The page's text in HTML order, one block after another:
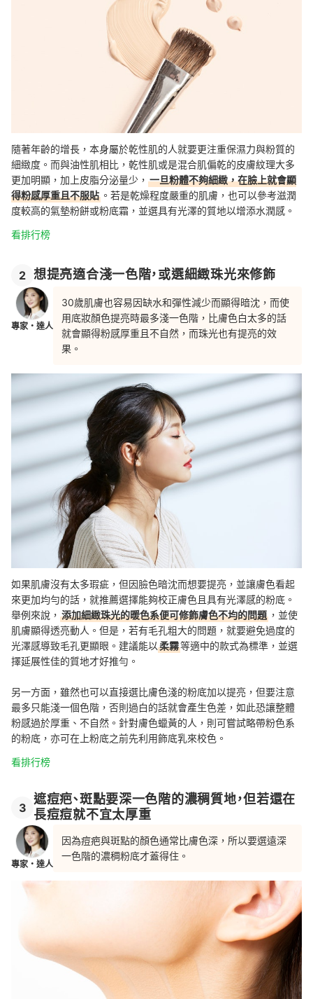
隨著年齡的增長，本身屬於乾性肌的人就要更注重保濕力與粉質的
細緻度。而與油性肌相比，乾性肌或是混合肌偏乾的皮膚紋理大多
更加明顯，加上皮脂分泌量少， 一旦粉體不夠細緻，在臉上就會顯
得粉感厚重且不服貼 。若是乾燥程度嚴重的肌膚，也可以參考滋潤
度較高的氣墊粉餅或粉底霜，並選具有光澤的質地以增添水潤感。
看排行榜
2 想提亮適合淺一色階，或選細緻珠光來修飾
專家・達人
30歲肌膚也容易因缺水和彈性減少而顯得暗沈，而使
用底妝顏色提亮時最多淺一色階，比膚色白太多的話
就會顯得粉感厚重且不自然，而珠光也有提亮的效
果。
如果肌膚沒有太多瑕疵，但因臉色暗沈而想要提亮，並讓膚色看起
來更加均勻的話，就推薦選擇能夠校正膚色且具有光澤感的粉底。
舉例來說， 添加細緻珠光的暖色系便可修飾膚色不均的問題 ，並使
肌膚顯得透亮動人。但是，若有毛孔粗大的問題，就要避免過度的
光澤感導致毛孔更顯眼。建議能以柔霧等適中的款式為標準，並選
擇延展性佳的質地才好推勻。
另一方面，雖然也可以直接選比膚色淺的粉底加以提亮，但要注意
最多只能淺一個色階，否則過白的話就會產生色差，如此恐讓整體
粉感過於厚重、不自然。針對膚色蠟黃的人，則可嘗試略帶粉色系
的粉底，亦可在上粉底之前先利用飾底乳來校色。
看排行榜
3
遮痘疤、斑點要深一色階的濃稠質地，但若還在
長痘痘就不宜太厚重
專家・達人
因為痘疤與斑點的顏色通常比膚色深，所以要選遠深
一色階的濃稠粉底才蓋得住。